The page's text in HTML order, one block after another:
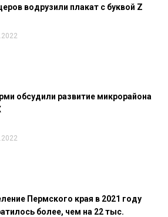
водрузили плакат с буквой Z
обсудили развитие микрорайона
Пермского края в 2021 году
более, чем на 22 тыс.